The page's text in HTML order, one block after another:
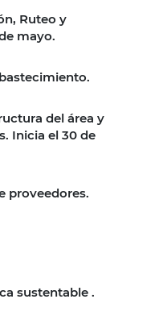
Ruteo y
mayo.
del área y
Inicia el 30 de
proveedores.
sustentable .